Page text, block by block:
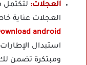
العجلات: لتكتمل
العجلات عناية
android
استبدال
ومبتكرة تضمن